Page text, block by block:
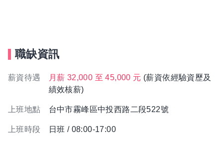
職缺資訊
薪資待遇 月薪 32,000 至 45,000 元 (薪資依經驗資歷及
績效核薪)
上班地點 台中市霧峰區中投西路二段522號
上班時段 日班 / 08:00-17:00